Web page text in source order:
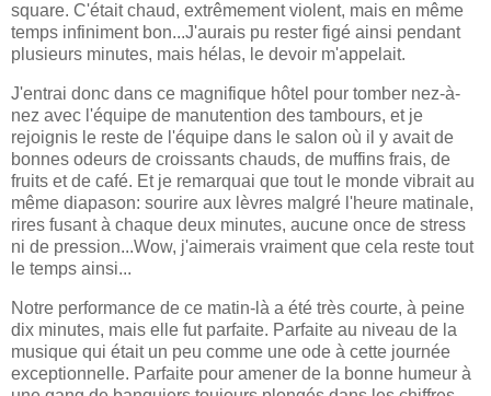
square. C'était chaud, extrêmement violent, mais en même
temps infiniment bon...J'aurais pu rester figé ainsi pendant
plusieurs minutes, mais hélas, le devoir m'appelait.
J'entrai donc dans ce magnifique hôtel pour tomber nez-à-
nez avec l'équipe de manutention des tambours, et je
rejoignis le reste de l'équipe dans le salon où il y avait de
bonnes odeurs de croissants chauds, de muffins frais, de
fruits et de café. Et je remarquai que tout le monde vibrait au
même diapason: sourire aux lèvres malgré l'heure matinale,
rires fusant à chaque deux minutes, aucune once de stress
ni de pression...Wow, j'aimerais vraiment que cela reste tout
le temps ainsi...
Notre performance de ce matin-là a été très courte, à peine
dix minutes, mais elle fut parfaite. Parfaite au niveau de la
musique qui était un peu comme une ode à cette journée
exceptionnelle. Parfaite pour amener de la bonne humeur à